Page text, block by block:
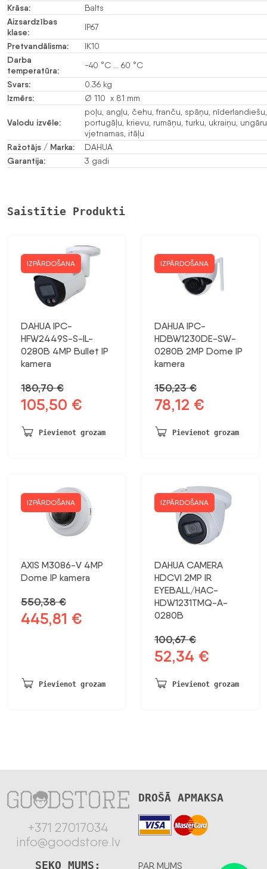
Krāsa: Balts
Aizsardzības
klase:
IP67
Pretvandālisma: IK10
Darba
temperatūra:
-40 °C … 60 °C
Svars: 0.36 kg
Izmērs: Ø 110 x 81 mm
Valodu izvēle:
poļu, angļu, čehu, franču, spāņu,
portugāļu, krievu, rumāņu, turku, ukraiņu,
vjetnamas, itāļu
Ražotājs / Marka: DAHUA
Garantija: 3 gadi
Saistītie Produkti
IZPĀRDOŠANA
DAHUA IPC-
HFW2449S-S-IL-
0280B 4MP Bullet IP
kamera
180,70€
Sākotnējā
bija:
105,50 €
ir:
Pievienot grozam
IZPĀRDOŠANA
DAHUA IPC-
HDBW1230DE-SW-
0280B 2MP Dome IP
kamera
150,23€
Sākotnējā
cena
bija:
78,12 €
ir:
Pievienot grozam
IZPĀRDOŠANA
AXIS M3086-V 4MP
Dome IP kamera
550,38€
Sākotnējā
445,81 €
Pievienot grozam
IZPĀRDOŠANA
DAHUA CAMERA
HDCVI 2MP IR
EYEBALL/HAC-
HDW1231TMQ-A-
0280B
100,67€
Sākotnējā
cena
bija:
52,34 €
ir:
Pievienot grozam
+371 27017034
info@goodstore.lv
DROŠĀ APMAKSA
PAR MUMS
SEKO MUMS: